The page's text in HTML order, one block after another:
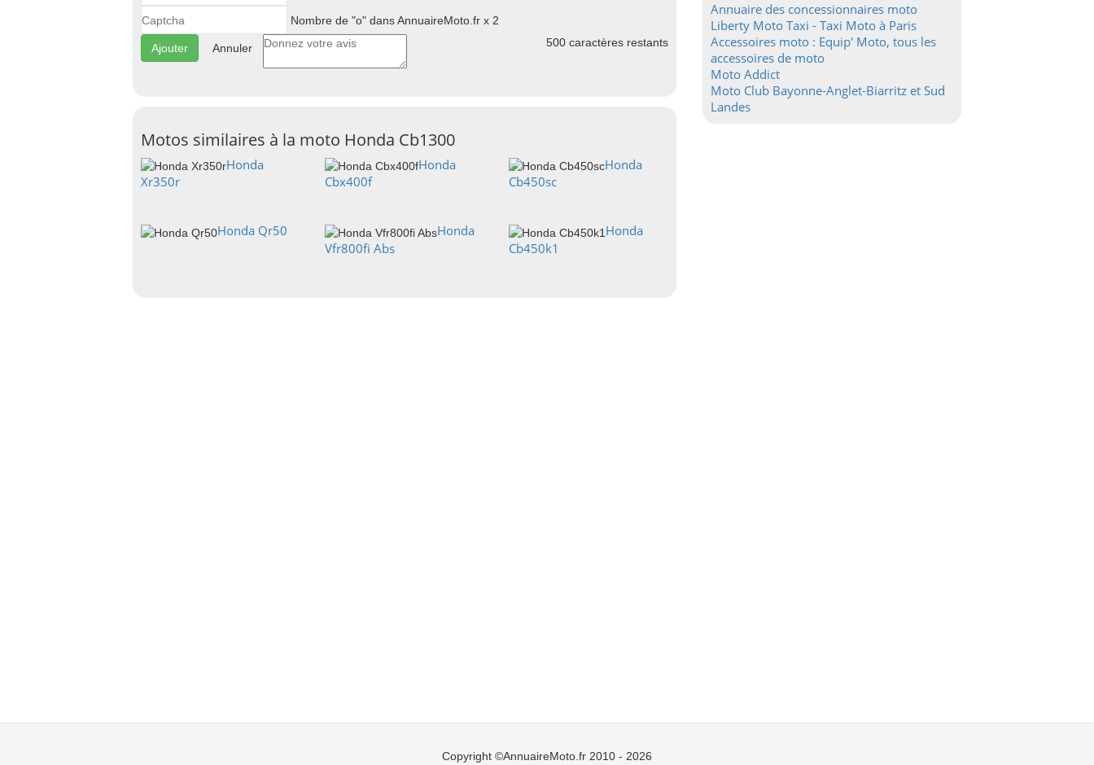
Nombre de "o" dans AnnuaireMoto.fr x 2
Annuler 500 caractères restants
Motos similaires à la moto Honda Cb1300
Honda
Xr350r
Honda
Cbx400f
Honda
Cb450sc
Honda Qr50
Honda
Vfr800fi Abs
Honda
Cb450k1
Annuaire des concessionnaires moto
Liberty Moto Taxi - Taxi Moto à Paris
Accessoires moto : Equip' Moto, tous les
accessoires de moto
Moto Addict
Moto Club Bayonne-Anglet-Biarritz et Sud
Landes
Copyright ©AnnuaireMoto.fr 2010 - 2026